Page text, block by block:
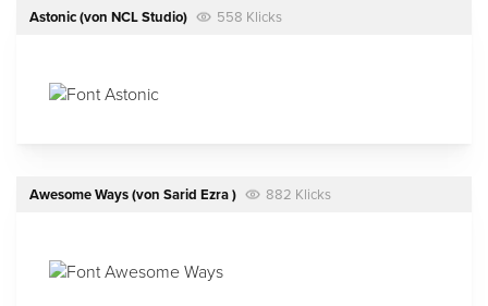
Astonic(von NCL Studio) 558 Klicks
Awesome Ways(von Sarid Ezra) 882 Klicks